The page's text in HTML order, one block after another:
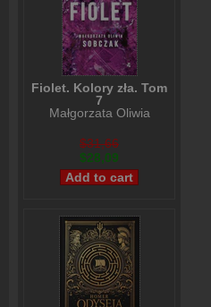
Fiolet. Kolory zła. Tom
7
Małgorzata Oliwia
$31,66
$28,09